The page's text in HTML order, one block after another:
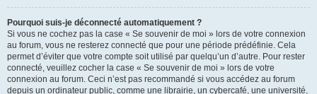
Pourquoi suis-je déconnecté automatiquement ?
Si vous ne cochez pas la case « Se souvenir de moi » lors de votre connexion
au forum, vous ne resterez connecté que pour une période prédéfinie. Cela
permet d’éviter que votre compte soit utilisé par quelqu’un d’autre. Pour rester
connecté, veuillez cocher la case « Se souvenir de moi » lors de votre
connexion au forum. Ceci n’est pas recommandé si vous accédez au forum
depuis un ordinateur public, comme une librairie, un cybercafé, une université,